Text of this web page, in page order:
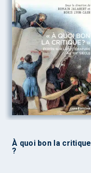
À quoi bon la critique
?